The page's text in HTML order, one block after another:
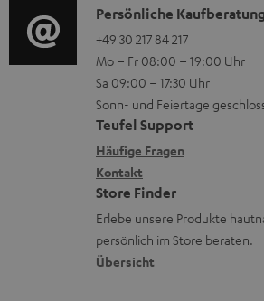
t
i
o
n
e
n
z
u
r
G
i
o
-
L
e
x
i
k
o
n
K
o
n
t
a
k
t
d
a
t
Persönliche
+49 30 217 84 217
Mo – Fr 08:00 – 19:00 Uhr
Sa 09:00 – 17:30 Uhr
Sonn- und Feiertage
Teufel Support
Häufige Fragen
Kontakt
Store Finder
Erlebe unsere Produkte
persönlich im Store beraten.
Übersicht